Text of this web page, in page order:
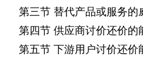
第三节 替代产品或服务的
第四节 供应商讨价还价的
第五节 下游用户讨价还价